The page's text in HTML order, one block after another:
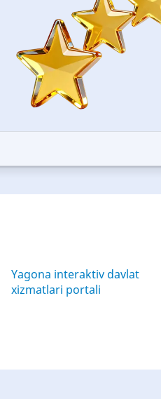
Yagona interaktiv davlat
xizmatlari portali